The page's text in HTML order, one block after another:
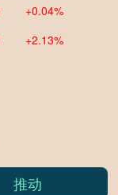
+0.04%
+2.13%
推动